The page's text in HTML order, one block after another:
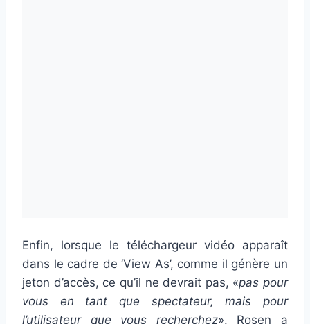
Enfin, lorsque le téléchargeur vidéo apparaît
dans le cadre de ‘View As’, comme il génère un
jeton d’accès, ce qu’il ne devrait pas, «pas pour
vous en tant que spectateur, mais pour
l’utilisateur que vous recherchez». Rosen a